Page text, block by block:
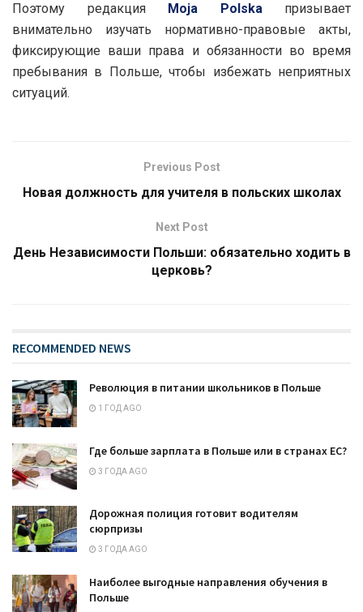
Поэтому редакция Moja Polskaпризывает
внимательно изучать нормативно-правовые акты,
фиксирующие ваши права и обязанности во время
пребывания в Польше, чтобы избежать неприятных
ситуаций.
Previous Post
Новая должность для учителя в польских школах
Next Post
День Независимости Польши: обязательно ходить в
церковь?
RECOMMENDED NEWS
Революция в питании школьников в Польше
1 ГОД AGO
Где больше зарплата в Польше или в странах ЕС?
3 ГОДА AGO
Дорожная полиция готовит водителям
сюрпризы
3 ГОДА AGO
Наиболее выгодные направления обучения в
Польше